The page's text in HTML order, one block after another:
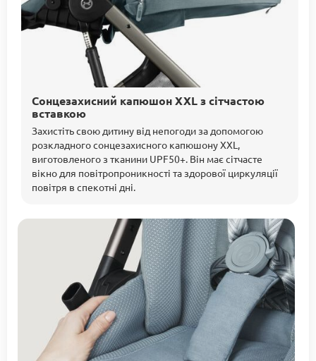
Сонцезахисний капюшон XXL з сітчастою
вставкою
Захистіть свою дитину від непогоди за допомогою
розкладного сонцезахисного капюшону XXL,
виготовленого з тканини UPF50+. Він має сітчасте
вікно для повітропроникності та здорової циркуляції
повітря в спекотні дні.